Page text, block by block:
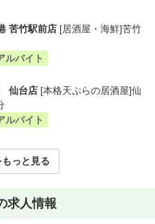
苦竹駅前店 [居酒屋・海鮮]苦竹
ルバイト
仙台店 [本格天ぷらの居酒屋]仙
ルバイト
っと見る
求人情報